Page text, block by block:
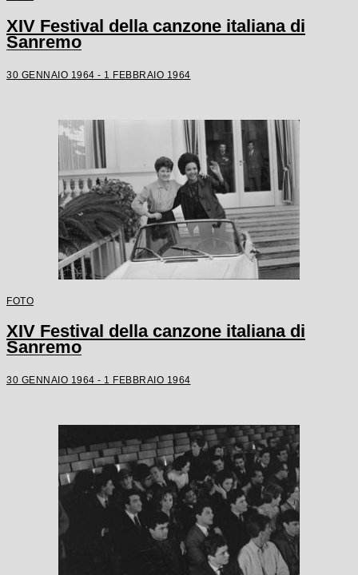
XIV Festival della canzone italiana di
Sanremo
30 GENNAIO 1964 - 1 FEBBRAIO 1964
FOTO
XIV Festival della canzone italiana di
Sanremo
30 GENNAIO 1964 - 1 FEBBRAIO 1964